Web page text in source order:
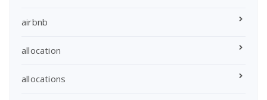
airbnb
allocation
allocations